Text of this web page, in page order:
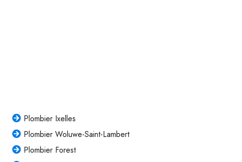
Plombier Ixelles
Plombier Woluwe-Saint-Lambert
Plombier Forest